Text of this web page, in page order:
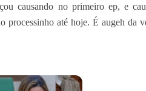
causando no primeiro ep, e
processinho até hoje. É augeh da